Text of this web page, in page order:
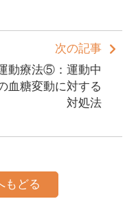
次の記事
動療法⑤：運動中
血糖変動に対する
対処法
もどる